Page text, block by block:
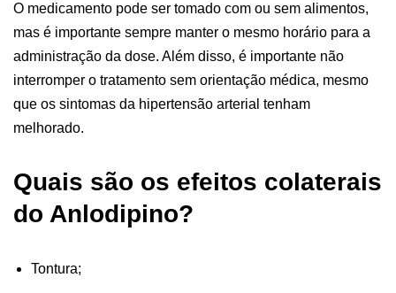
O medicamento pode ser tomado com ou sem alimentos,
mas é importante sempre manter o mesmo horário para a
administração da dose. Além disso, é importante não
interromper o tratamento sem orientação médica, mesmo
que os sintomas da hipertensão arterial tenham
melhorado.
Quais são os efeitos colaterais
do Anlodipino?
Tontura;